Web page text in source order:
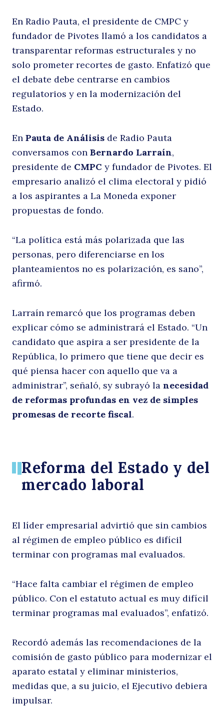
Buscar
En Radio Pauta, el presidente de CMPC y
fundador de Pivotes llamó a los candidatos a
transparentar reformas estructurales y no
solo prometer recortes de gasto. Enfatizó que
el debate debe centrarse en cambios
regulatorios y en la modernización del
Estado.
En Pauta de Análisis de Radio Pauta
conversamos con Bernardo Larraín,
presidente de CMPC y fundador de Pivotes. El
empresario analizó el clima electoral y pidió
a los aspirantes a La Moneda exponer
propuestas de fondo.
“La política está más polarizada que las
personas, pero diferenciarse en los
planteamientos no es polarización, es sano”,
afirmó.
Larraín remarcó que los programas deben
explicar cómo se administrará el Estado. “Un
candidato que aspira a ser presidente de la
República, lo primero que tiene que decir es
qué piensa hacer con aquello que va a
administrar”, señaló, sy subrayó la necesidad
de reformas profundas en vez de simples
promesas de recorte fiscal.
Reforma del Estado y del
mercado laboral
El líder empresarial advirtió que sin cambios
al régimen de empleo público es difícil
terminar con programas mal evaluados.
“Hace falta cambiar el régimen de empleo
público. Con el estatuto actual es muy difícil
terminar programas mal evaluados”, enfatizó.
Recordó además las recomendaciones de la
comisión de gasto público para modernizar el
aparato estatal y eliminar ministerios,
medidas que, a su juicio, el Ejecutivo debiera
impulsar.